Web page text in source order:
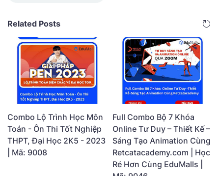
Related Posts
Combo Lộ Trình Học Môn
Toán - Ôn Thi Tốt Nghiệp
THPT, Đại Học 2K5 - 2023
| Mã: 9008
Full Combo Bộ 7 Khóa
Online Tư Duy – Thiết Kế –
Sáng Tạo Animation Cùng
Retcatacademy.com | Học
Rẻ Hơn Cùng EduMalls |